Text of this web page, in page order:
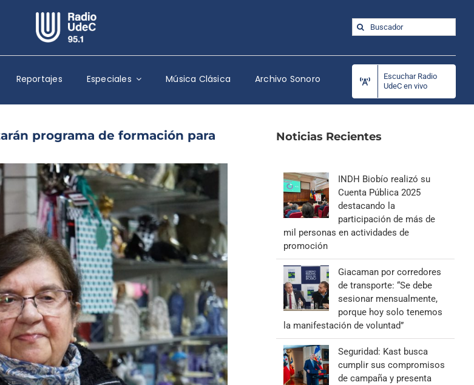
Radio UdeC en vivo
Quiénes Somos
Programación
Podcast
Reportajes
Columnas
Música Clásica
Especiales
Archivo Sonoro
Buscar:
Reportajes Especiales Música Clásica Archivo Sonoro
Escuchar Radio
UdeC en vivo
programa de formación para
Noticias Recientes
INDH Biobío realizó su
Cuenta Pública 2025
destacando la
participación de más de
mil personas en actividades de
promoción
Giacaman por corredores
de transporte: “Se debe
sesionar mensualmente,
porque hoy solo tenemos
la manifestación de voluntad”
Seguridad: Kast busca
cumplir sus compromisos
de campaña y presenta